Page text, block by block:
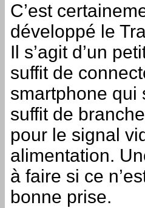
C’est
développé le
Il s’agit d’un
suffit de
smartphone qui
suffit de
pour le signal
alimentation.
à faire si ce
bonne prise.